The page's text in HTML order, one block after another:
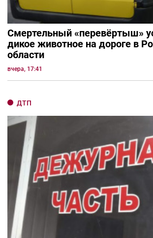
Смертельный «перевёртыш»
дикое животное на дороге в
области
вчера, 17:41
ДТП